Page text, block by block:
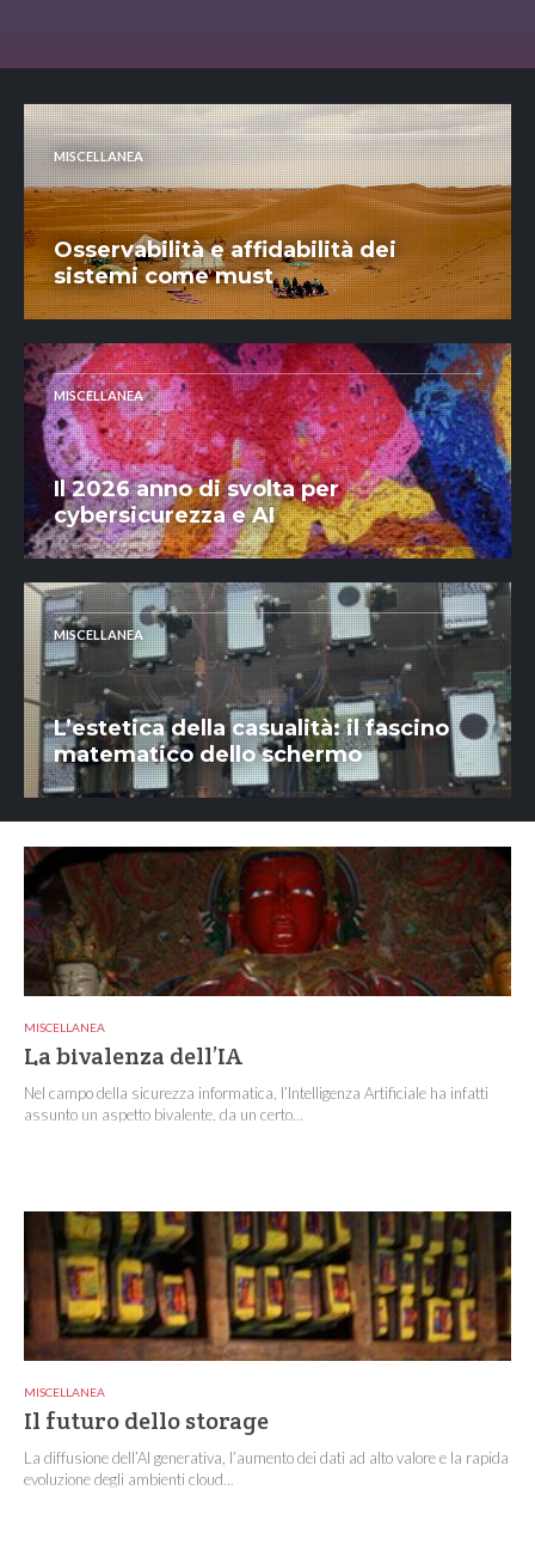
MISCELLANEA
Osservabilità e affidabilità dei
sistemi come must
MISCELLANEA
Il 2026 anno di svolta per
cybersicurezza e AI
MISCELLANEA
L’estetica della casualità: il fascino
matematico dello schermo
MISCELLANEA
La bivalenza dell’IA
Nel campo della sicurezza informatica, l’Intelligenza Artificiale ha infatti
assunto un aspetto bivalente, da un certo...
MISCELLANEA
Il futuro dello storage
La diffusione dell’AI generativa, l’aumento dei dati ad alto valore e la rapida
evoluzione degli ambienti cloud...